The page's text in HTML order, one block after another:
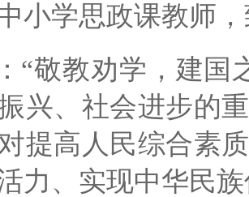
小学思政课教师
“敬教劝学，建国
兴、社会进步的
提高人民综合素
力、实现中华民